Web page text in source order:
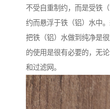
不受自重制约，而是受铁
约而悬浮于铁（铝）水中
把铁（铝）水做到纯净是
的使用是很有必要的，无
和过滤网。